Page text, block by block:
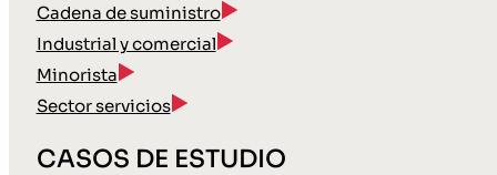
Cadena de suministro
Industrial y comercial
Minorista
Sector servicios
CASOS DE ESTUDIO